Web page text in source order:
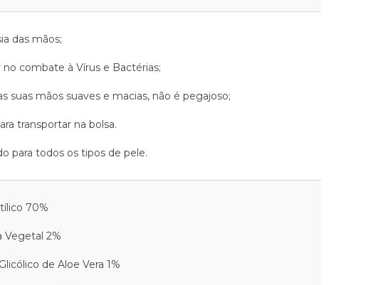
das mãos;
no combate à Vírus e Bactérias;
suas mãos suaves e macias, não é pegajoso;
transportar na bolsa.
para todos os tipos de pele.
70%
Vegetal 2%
de Aloe Vera 1%